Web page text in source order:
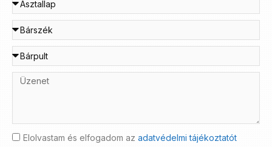
Elolvastam és elfogadom az adatvédelmi tájékoztatót